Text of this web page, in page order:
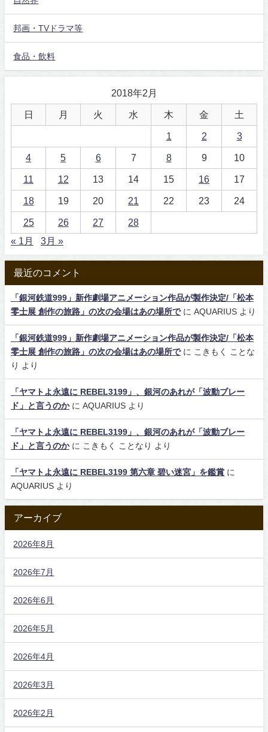
邦画・TVドラマ等
食品・飲料
2018年2月
日 月 火 水 木 金 土
1 2 3
4 5 6 7 8 9 10
11 12 13 14 15 16 17
18 19 20 21 22 23 24
25 26 27
28
« 1月
3月 »
最近のコメント
「銀河鉄道999」新作劇場アニメーション作品が製作決定/「松本
零士展 創作の旅路」の次の会場はあの場所でに AQUARIUS より
「銀河鉄道999」新作劇場アニメーション作品が製作決定/「松本
零士展 創作の旅路」の次の会場はあの場所でに こきもく ことな
り
より
「ヤマトよ永遠に REBEL3199」、銀河のあれが「波動ブレー
ド」と言うのかに AQUARIUS より
「ヤマトよ永遠に REBEL3199」、銀河のあれが「波動ブレー
ド」と言うのかに こきもく ことなり より
「ヤマトよ永遠に REBEL3199 第六章 碧い迷宮」を鑑賞 に
AQUARIUS より
アーカイブ
2026年8月
2026年7月
2026年6月
2026年5月
2026年4月
2026年3月
2026年2月